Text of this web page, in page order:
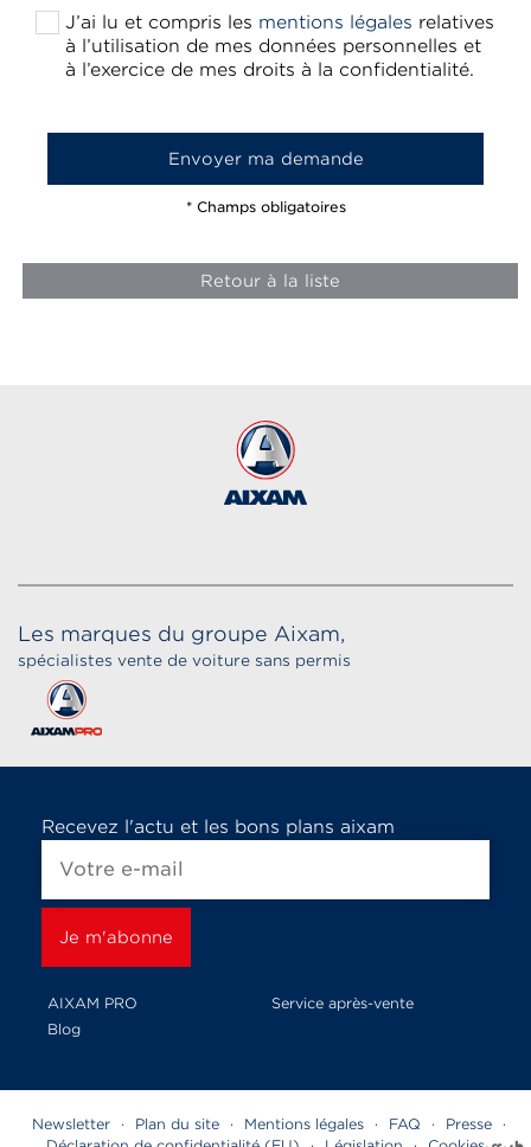
J’ai lu et compris les mentions légales relatives
à l’utilisation de mes données personnelles et
à l’exercice de mes droits à la confidentialité.
* Champs obligatoires
Retour à la liste
Les marques du groupe Aixam,
spécialistes vente de voiture sans permis
Recevez l'actu et les bons plans aixam
AIXAM PRO
Service après-vente
Blog
Newsletter · Plan du site · Mentions légales · FAQ · Presse
·